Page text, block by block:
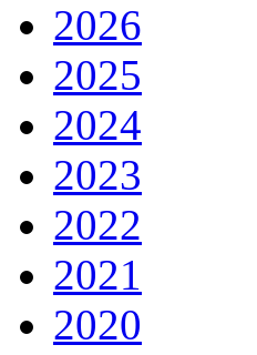
2026
2025
2024
2023
2022
2021
2020